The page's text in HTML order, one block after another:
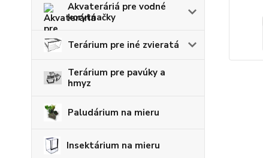
Akvateráriá pre vodné
korytnačky
Terárium pre iné zvieratá
Terárium pre pavúky a
hmyz
Paludárium na mieru
Insektárium na mieru